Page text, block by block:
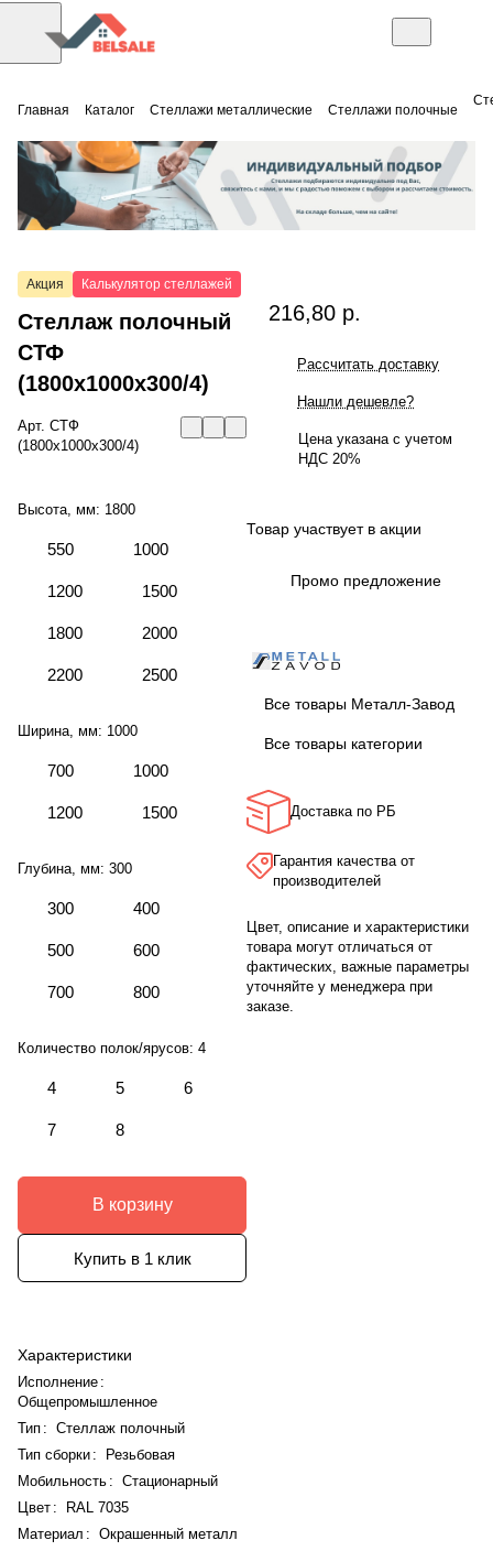
Главная Каталог Стеллажи металлические Стеллажи полочные
Акция Калькулятор стеллажей
Стеллаж полочный
СТФ
(1800x1000x300/4)
Арт. СТФ
(1800x1000x300/4)
Высота, мм: 1800
550 1000
1200 1500
1800 2000
2200 2500
Ширина, мм: 1000
700 1000
1200 1500
Глубина, мм: 300
300 400
500 600
700 800
Количество полок/ярусов: 4
4 5 6
7 8
В корзину
Купить в 1 клик
Характеристики
Исполнение :
Общепромышленное
Тип : Стеллаж полочный
Тип сборки:
Резьбовая
Мобильность : Стационарный
Цвет :
RAL 7035
Материал : Окрашенный металл
216,80 р.
Рассчитать доставку
Нашли дешевле?
Цена указана с учетом
НДС 20%
Товар участвует в акции
Промо предложение
Все товары Металл-Завод
Все товары категории
Доставка по РБ
Гарантия качества от
производителей
Цвет, описание и характеристики
товара могут отличаться от
фактических, важные параметры
уточняйте у менеджера при
заказе.